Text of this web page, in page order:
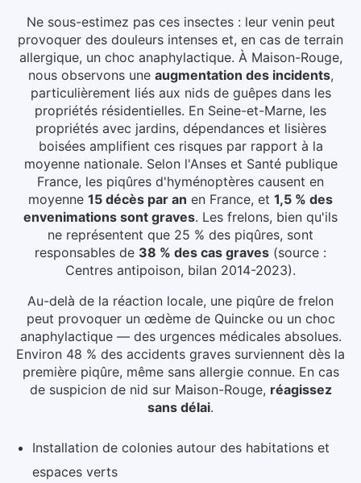
Ne sous-estimez pas ces insectes : leur venin peut
provoquer des douleurs intenses et, en cas de terrain
allergique, un choc anaphylactique. À Maison-Rouge,
nous observons une augmentation des incidents,
particulièrement liés aux nids de guêpes dans les
propriétés résidentielles. En Seine-et-Marne, les
propriétés avec jardins, dépendances et lisières
boisées amplifient ces risques par rapport à la
moyenne nationale. Selon l'Anses et Santé publique
France, les piqûres d'hyménoptères causent en
moyenne 15 décès par an en France, et 1,5 % des
envenimations sont graves. Les frelons, bien qu'ils
ne représentent que 25 % des piqûres, sont
responsables de 38 % des cas graves (source :
Centres antipoison, bilan 2014-2023).
Au-delà de la réaction locale, une piqûre de frelon
peut provoquer un œdème de Quincke ou un choc
anaphylactique — des urgences médicales absolues.
Environ 48 % des accidents graves surviennent dès la
première piqûre, même sans allergie connue. En cas
de suspicion de nid sur Maison-Rouge, réagissez
sans délai.
Installation de colonies autour des habitations et
espaces verts